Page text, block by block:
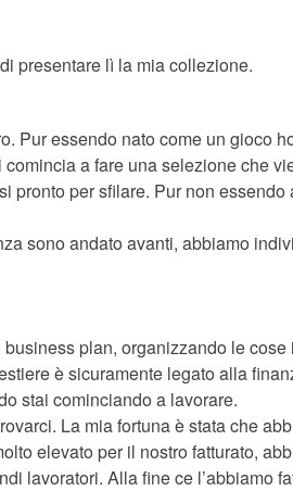
presentare lì la mia collezione.
Pur essendo nato come un gioco
a fare una selezione che
per sfilare. Pur non
sono andato avanti, abbiamo
plan, organizzando le
è sicuramente legato alla
stai cominciando a lavorare.
La mia fortuna è stata che
elevato per il nostro fatturato,
lavoratori. Alla fine ce l’abbiamo